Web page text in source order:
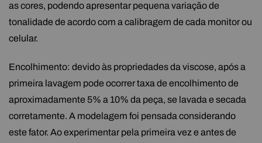
as cores, podendo apresentar pequena variação de
tonalidade de acordo com a calibragem de cada monitor ou
celular.
Encolhimento: devido às propriedades da viscose, após a
primeira lavagem pode ocorrer taxa de encolhimento de
aproximadamente 5% a 10% da peça, se lavada e secada
corretamente. A modelagem foi pensada considerando
este fator. Ao experimentar pela primeira vez e antes de